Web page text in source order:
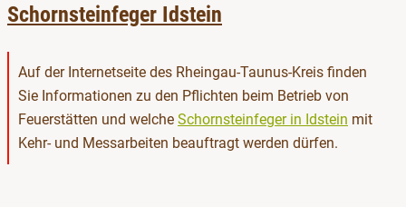
Schornsteinfeger Idstein
Auf der Internetseite des Rheingau-Taunus-Kreis finden
Sie Informationen zu den Pflichten beim Betrieb von
Feuerstätten und welche Schornsteinfeger in Idstein öffnet in
mit
Kehr- und Messarbeiten beauftragt werden dürfen.